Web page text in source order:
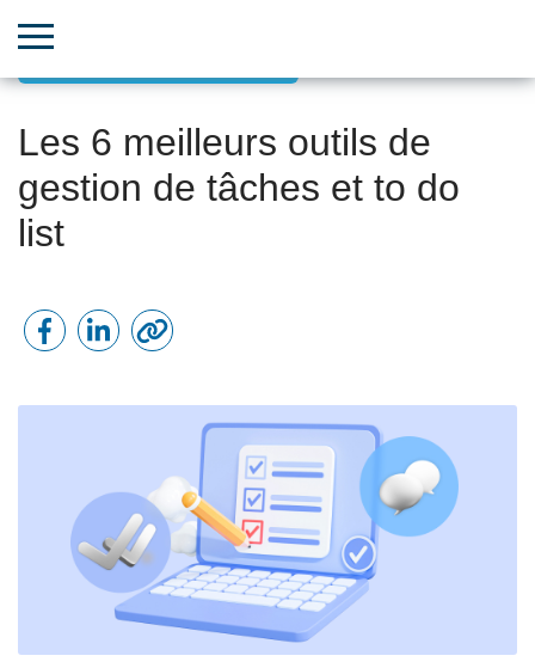
Les 6 meilleurs outils de
gestion de tâches et to do
list